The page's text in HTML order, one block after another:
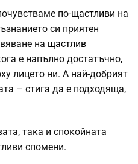
по-щастливи на
си приятен
на щастлив
е напълно достатъчно,
лицето ни. А най-добрият
– стига да е подходяща,
така и спокойната
спомени.